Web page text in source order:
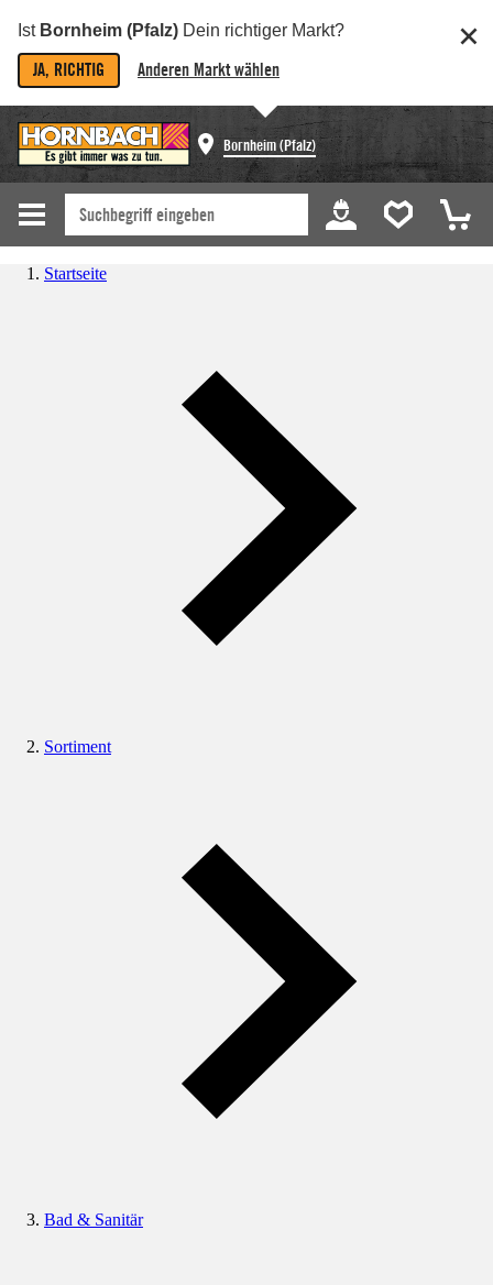
Ist Bornheim (Pfalz) Dein richtiger Markt?
JA, RICHTIG Anderen Markt wählen
Bornheim (Pfalz)
Startseite
Sortiment
Bad & Sanitär